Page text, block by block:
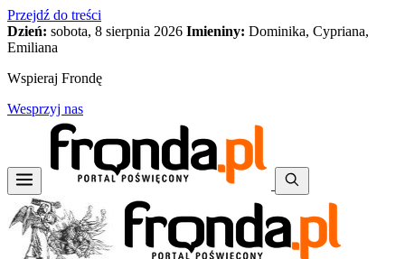
Przejdź do treści
Dzień: sobota, 8 sierpnia 2026 Imieniny: Dominika, Cypriana,
Emiliana
Wspieraj Frondę
Wesprzyj nas